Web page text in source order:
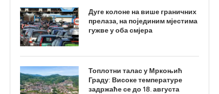
Дуге колоне на више граничних
прелаза, на појединим мјестима
гужве у оба смјера
Топлотни талас у Мркоњић
Граду: Високе температуре
задржаће се до 18. августа